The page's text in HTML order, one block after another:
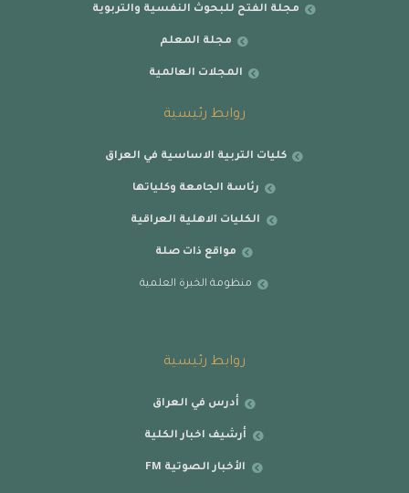
مجلة الفتح للبحوث النفسية والتربوية
مجلة المعلم
المجلات العالمية
روابط رئيسية
كليات التربية الاساسية في العراق
رئاسة الجامعة وكلياتها
الكليات الاهلية العراقية
مواقع ذات صلة
منظومة الخبرة العلمية
روابط رئيسية
أدرس في العراق
أرشيف اخبار الكلية
الأخبار الصوتية FM